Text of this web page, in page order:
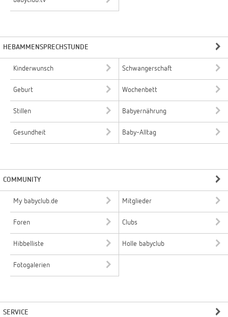
HEBAMMENSPRECHSTUNDE
Kinderwunsch Schwangerschaft
Geburt Wochenbett
Stillen Babyernährung
Gesundheit Baby-Alltag
COMMUNITY
My babyclub.de Mitglieder
Foren Clubs
Hibbelliste Holle babyclub
Fotogalerien
SERVICE